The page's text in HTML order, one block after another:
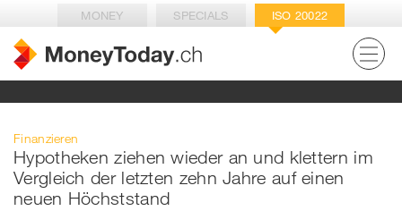
MONEY SPECIALS ISO 20022
Finanzieren
Hypotheken ziehen wieder an und klettern im
Vergleich der letzten zehn Jahre auf einen
neuen Höchststand